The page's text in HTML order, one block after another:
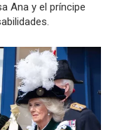
Ana y el príncipe